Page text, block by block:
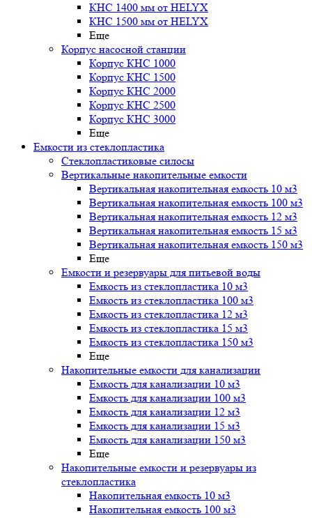
КНС 1400 мм от HELYX
КНС 1500 мм от HELYX
Еще
Корпус насосной станции
Корпус КНС 1000
Корпус КНС 1500
Корпус КНС 2000
Корпус КНС 2500
Корпус КНС 3000
Еще
Емкости из стеклопластика
Стеклопластиковые силосы
Вертикальные накопительные емкости
Вертикальная накопительная емкость 10 м3
Вертикальная накопительная емкость 100 м3
Вертикальная накопительная емкость 12 м3
Вертикальная накопительная емкость 15 м3
Вертикальная накопительная емкость 150 м3
Еще
Емкости и резервуары для питьевой воды
Емкость из стеклопластика 10 м3
Емкость из стеклопластика 100 м3
Емкость из стеклопластика 12 м3
Емкость из стеклопластика 15 м3
Емкость из стеклопластика 150 м3
Еще
Накопительные емкости для канализации
Емкость для канализации 10 м3
Емкость для канализации 100 м3
Емкость для канализации 12 м3
Емкость для канализации 15 м3
Емкость для канализации 150 м3
Еще
Накопительные емкости и резервуары из
стеклопластика
Накопительная емкость 10 м3
Накопительная емкость 100 м3